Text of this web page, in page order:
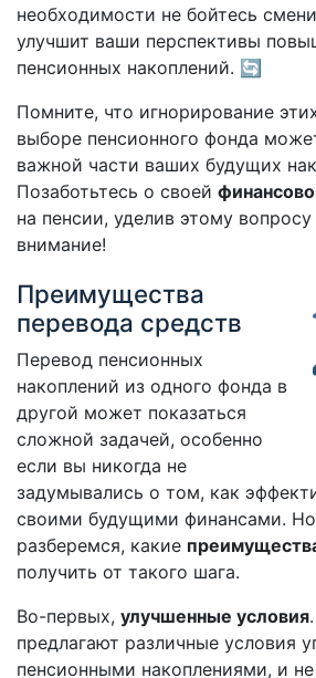
необходимости не бойтесь
улучшит ваши перспективы
пенсионных накоплений. 🔄
Помните, что игнорирование
выборе пенсионного фонда
важной части ваших будущих
Позаботьтесь о своей
на пенсии, уделив этому
внимание!
Преимущества
перевода средств
Перевод пенсионных
накоплений из одного фонда в
другой может показаться
сложной задачей, особенно
если вы никогда не
задумывались о том, как
своими будущими финансами. Но
разберемся, какие
получить от такого шага.
Во-первых, улучшенные условия
предлагают различные условия
пенсионными накоплениями, и